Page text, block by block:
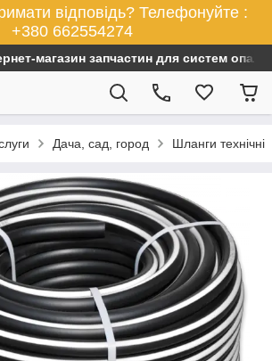
відповідь? Телефонуйте :
+380 662554274
магазин запчастин для систем
Дача, сад, город Шланги технічні